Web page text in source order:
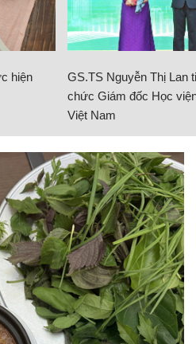
hiện
GS.TS Nguyễn Thị Lan
chức Giám đốc Học
Việt Nam